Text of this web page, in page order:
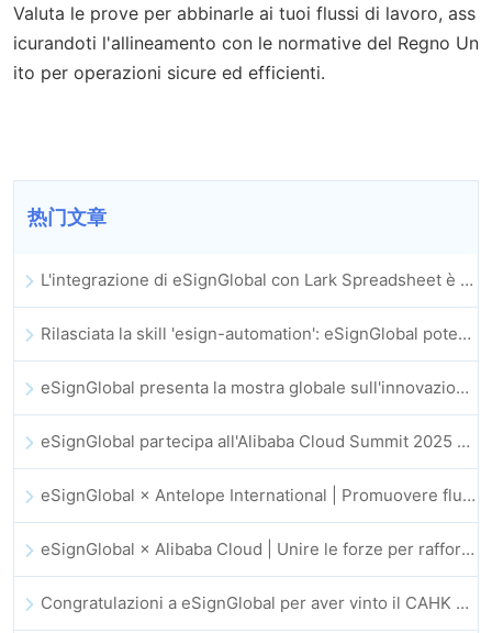
Valuta le prove per abbinarle ai tuoi flussi di lavoro, ass
icurandoti l'allineamento con le normative del Regno Un
ito per operazioni sicure ed efficienti.
热门文章
L'integrazione di eSignGlobal con Lark Spreadsheet è ufficialmente online: firma e archiviazione automatica completa dei contratti elettronici
Rilasciata la skill 'esign-automation': eSignGlobal potenzia OpenClaw con firme elettroniche automatizzate
eSignGlobal presenta la mostra globale sull'innovazione GIS 2025
eSignGlobal partecipa all'Alibaba Cloud Summit 2025 di Hong Kong, promuovendo l'innovazione cloud guidata dall'IA e la fiducia digitale
eSignGlobal × Antelope International | Promuovere flussi di lavoro digitali sicuri e guidati dall’IA
eSignGlobal × Alibaba Cloud | Unire le forze per rafforzare la fiducia digitale globale nel fintech
Congratulazioni a eSignGlobal per aver vinto il CAHK STAR Award 2025!